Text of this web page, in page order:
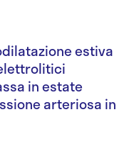
estiva
in estate
arteriosa in